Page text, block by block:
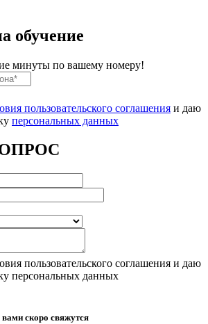
обучение
минуты по вашему номеру!
пользовательского соглашения и даю
персональных данных
пользовательского соглашения и даю
персональных данных
скоро свяжутся